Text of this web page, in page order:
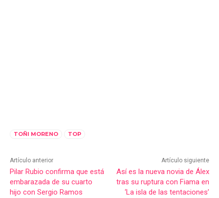
TOÑI MORENO TOP
Artículo anterior
Pilar Rubio confirma que está
embarazada de su cuarto
hijo con Sergio Ramos
Artículo siguiente
Así es la nueva novia de Álex
tras su ruptura con Fiama en
‘La isla de las tentaciones’